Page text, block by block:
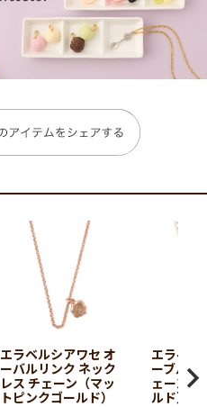
エラベルシアワセ オ
ーバルリンク ネック
レス チェーン（マッ
トピンクゴールド）
エラベル
ーブル
ェーン（
ルド）